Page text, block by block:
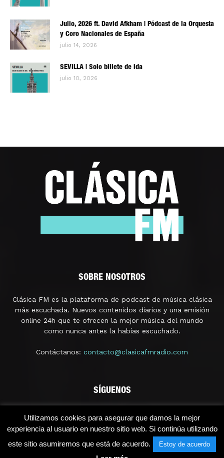
Julio, 2026 ft. David Afkham | Pódcast de la Orquesta
y Coro Nacionales de España
julio 14, 2026
SEVILLA | Solo billete de ida
julio 10, 2026
SOBRE NOSOTROS
Clásica FM es la plataforma de podcast de música clásica
más escuchada. Nuevos contenidos diarios y una emisión
online 24h que te ofrecen la mejor música del mundo
como nunca antes la habías escuchado.
Contáctanos: contacto@clasicafmradio.com
SÍGUENOS
Utilizamos cookies para asegurar que damos la mejor
experiencia al usuario en nuestro sitio web. Si continúa utilizando
este sitio asumiremos que está de acuerdo.
Estoy de acuerdo